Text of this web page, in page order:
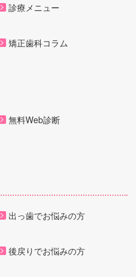
診療メニュー
矯正歯科コラム
無料Web診断
出っ歯でお悩みの方
後戻りでお悩みの方